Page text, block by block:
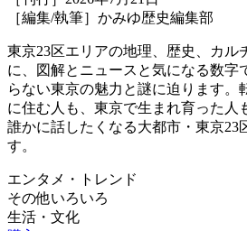
［編集/執筆］かみゆ歴史編集部
東京23区エリアの地理、歴史、カル
に、図解とニュースと気になる数字
らない東京の魅力と謎に迫ります。
に住む人も、東京で生まれ育った人
誰かに話したくなる大都市・東京23
す。
エンタメ・トレンド
その他いろいろ
生活・文化